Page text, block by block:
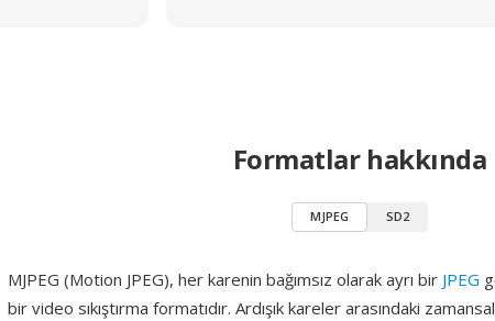
Formatlar hakkında
MJPEG SD2
MJPEG (Motion JPEG), her karenin bağımsız olarak ayrı bir JPEG
bir video sıkıştırma formatıdır. Ardışık kareler arasındaki